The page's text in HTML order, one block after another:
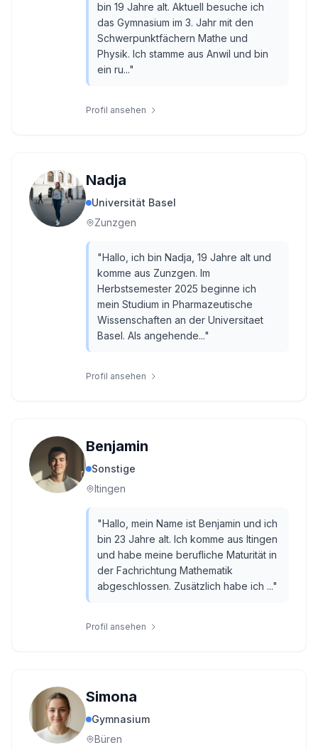
bin 19 Jahre alt. Aktuell besuche ich
das Gymnasium im 3. Jahr mit den
Schwerpunktfächern Mathe und
Physik. Ich stamme aus Anwil und bin
ein ru..."
Profil ansehen
Nadja
Universität Basel
Zunzgen
"Hallo, ich bin Nadja, 19 Jahre alt und
komme aus Zunzgen. Im
Herbstsemester 2025 beginne ich
mein Studium in Pharmazeutische
Wissenschaften an der Universitaet
Basel. Als angehende..."
Profil ansehen
Benjamin
Sonstige
Itingen
"Hallo, mein Name ist Benjamin und ich
bin 23 Jahre alt. Ich komme aus Itingen
und habe meine berufliche Maturität in
der Fachrichtung Mathematik
abgeschlossen. Zusätzlich habe ich ..."
Profil ansehen
Simona
Gymnasium
Büren